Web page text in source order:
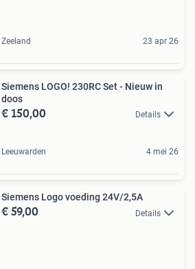
Zeeland 23 apr 26
Siemens LOGO! 230RC Set - Nieuw in
doos
€ 150,00 Details
Leeuwarden 4 mei 26
Siemens Logo voeding 24V/2,5A
€ 59,00 Details